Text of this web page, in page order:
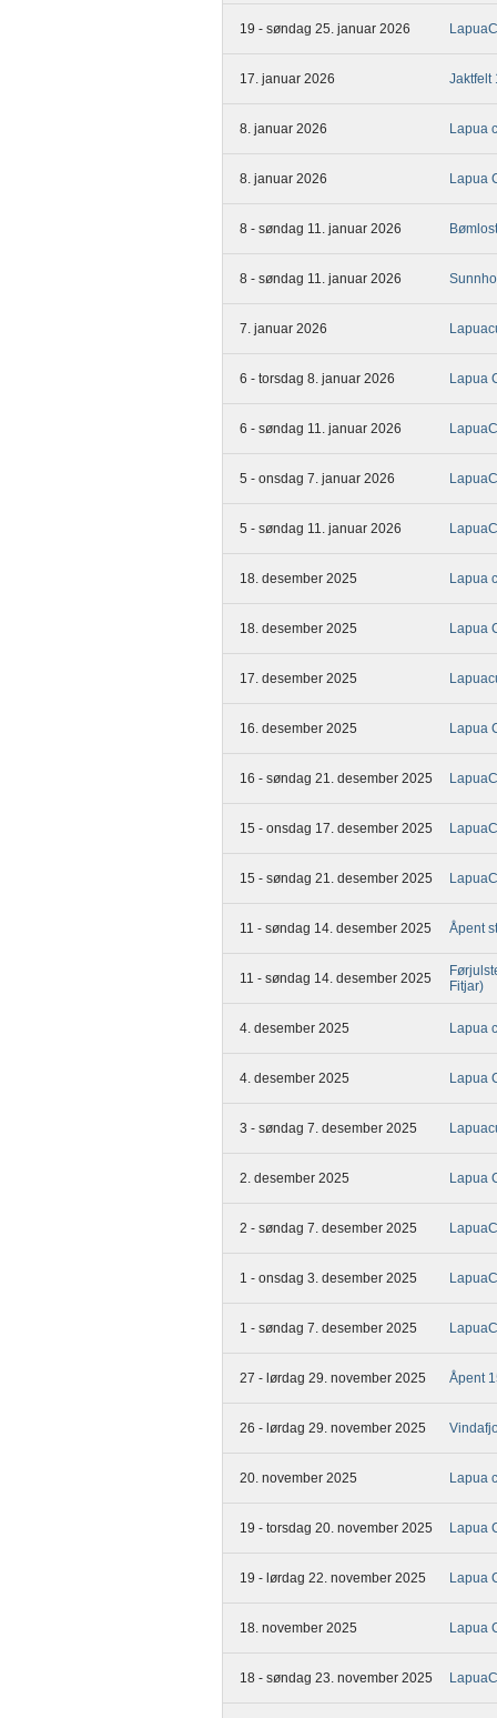
19 - søndag 25. januar 2026
17. januar 2026 Jaktfelt
8. januar 2026 Lapua
8. januar 2026 Lapua
8 - søndag 11. januar 2026
8 - søndag 11. januar 2026
7. januar 2026
6 - torsdag 8. januar 2026 Lapua
6 - søndag 11. januar 2026
5 - onsdag 7. januar 2026
5 - søndag 11. januar 2026
18. desember 2025 Lapua
18. desember 2025 Lapua
17. desember 2025
16. desember 2025 Lapua
16 - søndag 21. desember 2025
15 - onsdag 17. desember 2025
15 - søndag 21. desember 2025
11 - søndag 14. desember 2025 Åpent
11 - søndag 14. desember 2025
Fitjar)
4. desember 2025 Lapua
4. desember 2025 Lapua
3 - søndag 7. desember 2025
2. desember 2025 Lapua
2 - søndag 7. desember 2025
1 - onsdag 3. desember 2025
1 - søndag 7. desember 2025
27 - lørdag 29. november 2025 Åpent
26 - lørdag 29. november 2025
20. november 2025 Lapua
19 - torsdag 20. november 2025 Lapua
19 - lørdag 22. november 2025 Lapua
18. november 2025 Lapua
18 - søndag 23. november 2025